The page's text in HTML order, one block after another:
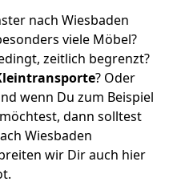
nach Wiesbaden
viele Möbel?
zeitlich begrenzt?
? Oder
wenn Du zum Beispiel
dann solltest
Wiesbaden
wir Dir auch hier